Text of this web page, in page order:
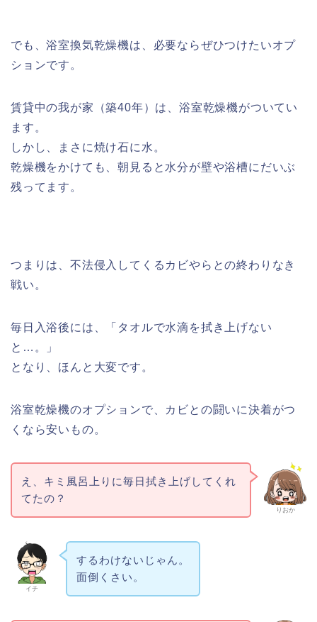
でも、浴室換気乾燥機は、必要ならぜひつけたいオプ
ションです。
賃貸中の我が家（築40年）は、浴室乾燥機がついてい
ます。
しかし、まさに焼け石に水。
乾燥機をかけても、朝見ると水分が壁や浴槽にだいぶ
残ってます。
つまりは、不法侵入してくるカビやらとの終わりなき
戦い。
毎日入浴後には、「タオルで水滴を拭き上げない
と…。」
となり、ほんと大変です。
浴室乾燥機のオプションで、カビとの闘いに決着がつ
くなら安いもの。
りおか
え、キミ風呂上りに毎日拭き上げしてくれ
てたの？
イチ
するわけないじゃん。
面倒くさい。